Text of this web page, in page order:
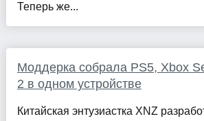
Теперь же...
Моддерка собрала PS5, Xbox
2 в одном устройстве
Китайская энтузиастка XNZ